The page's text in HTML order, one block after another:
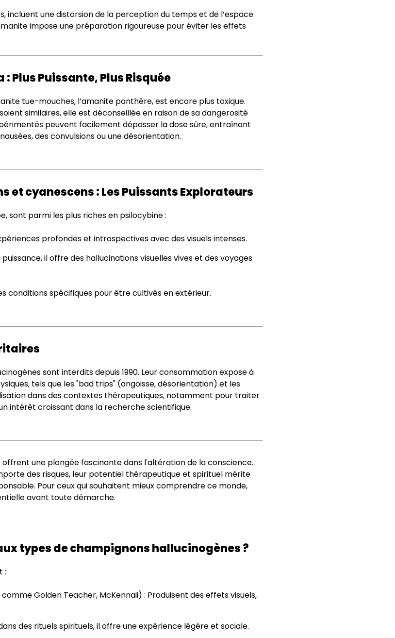
incluent une distorsion de la perception du temps et de l’espace.
impose une préparation rigoureuse pour éviter les effets
Plus Puissante, Plus Risquée
tue-mouches, l’amanite panthère, est encore plus toxique.
similaires, elle est déconseillée en raison de sa dangerosité
peuvent facilement dépasser la dose sûre, entraînant
des convulsions ou une désorientation​.
et cyanescens : Les Puissants Explorateurs
sont parmi les plus riches en psilocybine :
profondes et introspectives avec des visuels intenses.
il offre des hallucinations visuelles vives et des voyages
conditions spécifiques pour être cultivés en extérieur​.
sont interdits depuis 1990. Leur consommation expose à
tels que les "bad trips" (angoisse, désorientation) et les
dans des contextes thérapeutiques, notamment pour traiter
intérêt croissant dans la recherche scientifique​.
offrent une plongée fascinante dans l'altération de la conscience.
des risques, leur potentiel thérapeutique et spirituel mérite
Pour ceux qui souhaitent mieux comprendre ce monde,
avant toute démarche.
types de champignons hallucinogènes ?
:
Golden Teacher, McKennaii) : Produisent des effets visuels,
des rituels spirituels, il offre une expérience légère et sociale.